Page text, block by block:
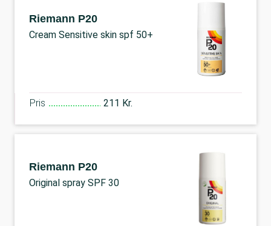
Riemann P20
Cream Sensitive skin spf 50+
Pris 211 Kr.
Riemann P20
Original spray SPF 30